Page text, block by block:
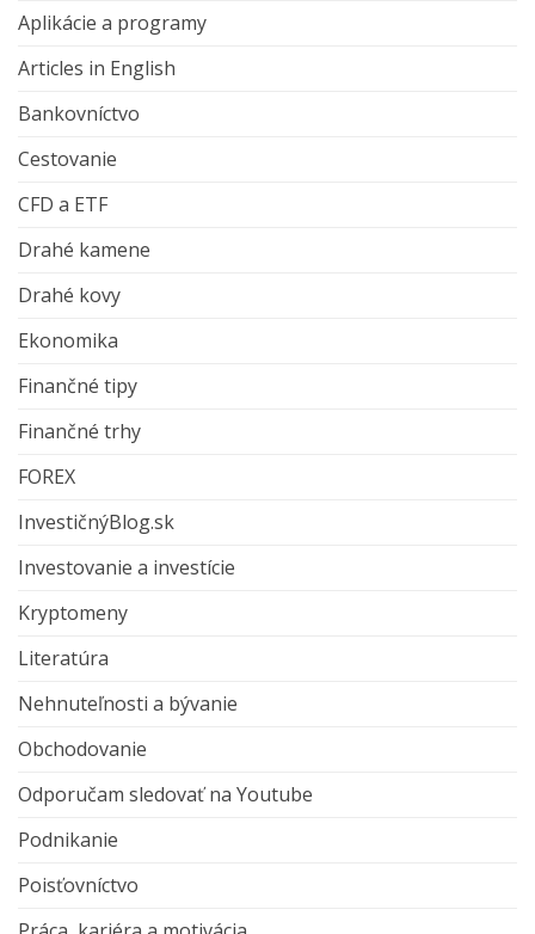
Aplikácie a programy
Articles in English
Bankovníctvo
Cestovanie
CFD a ETF
Drahé kamene
Drahé kovy
Ekonomika
Finančné tipy
Finančné trhy
FOREX
InvestičnýBlog.sk
Investovanie a investície
Kryptomeny
Literatúra
Nehnuteľnosti a bývanie
Obchodovanie
Odporučam sledovať na Youtube
Podnikanie
Poisťovníctvo